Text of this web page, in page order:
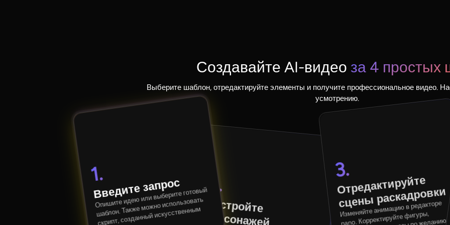
Создавайте AI-видео за 4 простых
Выберите шаблон, отредактируйте элементы и получите профессиональное видео.
усмотрению.
1.
Введите запрос
Опишите идею или выберите готовый
шаблон. Также можно использовать
скрипт, созданный искусственным
2.
Настройте
персонажей
3.
Отредактируйте
сцен
ы раскадровки
Изменяйте анимацию в редакторе
nano. Корректируйте фигуры,